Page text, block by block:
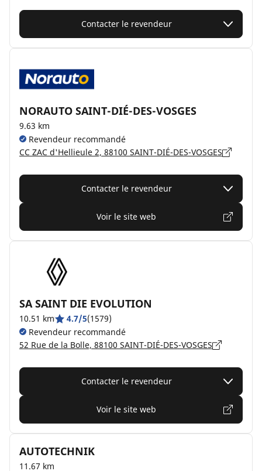
Contacter le revendeur
NORAUTO SAINT-DIÉ-DES-VOSGES
9.63 km
Revendeur recommandé
CC ZAC d'Hellieule 2, 88100 SAINT-DIÉ-DES-VOSGES
Contacter le revendeur
Voir le site web
SA SAINT DIE EVOLUTION
10.51 km 4.7/5(1579)
Revendeur recommandé
52 Rue de la Bolle, 88100 SAINT-DIÉ-DES-VOSGES
Contacter le revendeur
Voir le site web
AUTOTECHNIK
11.67 km